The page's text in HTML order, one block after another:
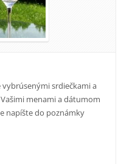
srdiečkami a
menami a dátumom
napíšte do poznámky